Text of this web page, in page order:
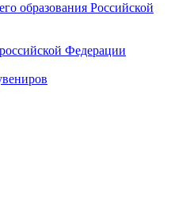
образования Российской
Федерации